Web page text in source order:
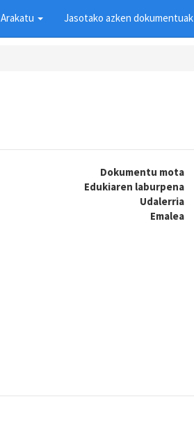
Arakatu Jasotako azken dokumentuak
Dokumentu mota
Edukiaren laburpena
Udalerria
Emalea